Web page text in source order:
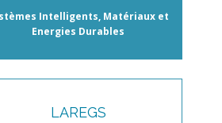
Intelligents, Matériaux et
Energies Durables
LAREGS